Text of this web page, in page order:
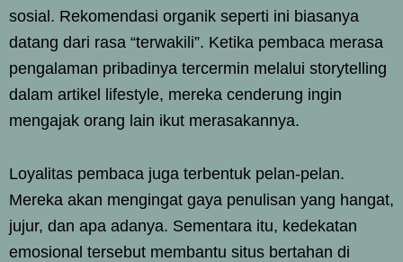
sosial. Rekomendasi organik seperti ini biasanya
datang dari rasa “terwakili”. Ketika pembaca merasa
pengalaman pribadinya tercermin melalui storytelling
dalam artikel lifestyle, mereka cenderung ingin
mengajak orang lain ikut merasakannya.
Loyalitas pembaca juga terbentuk pelan-pelan.
Mereka akan mengingat gaya penulisan yang hangat,
jujur, dan apa adanya. Sementara itu, kedekatan
emosional tersebut membantu situs bertahan di